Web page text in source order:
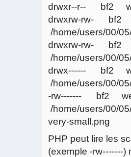
drwxr--r-- bf2
drwxrw-rw-
/home/users/00/
drwxrw-rw-
/home/users/00/
drwx------ bf2
/home/users/00/
-rw------- bf2
/home/users/00/
very-small.png
PHP peut lire les
(exemple -rw-------